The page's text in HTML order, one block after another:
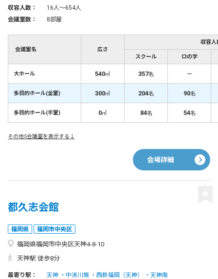
収容人数：
16人〜654人
会議室数：
8部屋
会議室名 広さ
収容人
スクール ロの字
大ホール 540㎡ 357名 －
多目的ホール(全室) 300㎡ 204名 90名
多目的ホール(半室) 0㎡ 84名 54名
その他5会議室を表示する↓
会場詳細
都久志会館
福岡県 福岡市中央区
福岡県福岡市中央区天神4-8-10
天神駅 徒歩8分
最寄り駅： 天神 中洲川端 西鉄福岡（天神）
天神南